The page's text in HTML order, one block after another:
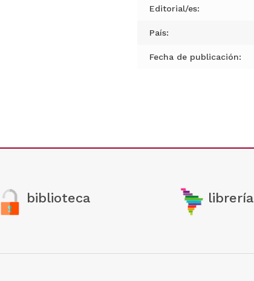
Editorial/es:
País:
Fecha de publicación:
biblioteca librería